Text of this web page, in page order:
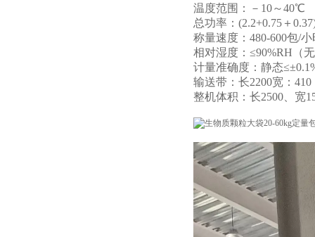
温度范围：－10～40℃
总功率：(2.2+0.75＋
称量速度：480-600包/小
相对湿度：≤90%RH（
计量准确度：静态
输送带：长2200宽：410
整机体积：长2500、宽